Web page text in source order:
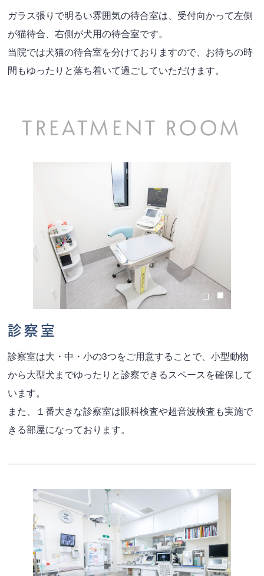
ガラス張りで明るい雰囲気の待合室は、受付向かって左側
が猫待合、右側が犬用の待合室です。
当院では犬猫の待合室を分けておりますので、お待ちの時
間もゆったりと落ち着いて過ごしていただけます。
TREATMENT ROOM
診察室
診察室は大・中・小の3つをご用意することで、小型動物
から大型犬までゆったりと診察できるスペースを確保して
います。
また、１番大きな診察室は眼科検査や超音波検査も実施で
きる部屋になっております。